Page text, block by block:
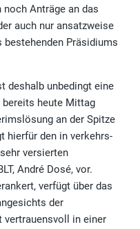
noch Anträge an das
auch nur ansatzweise
Präsidiums
deshalb unbedingt eine
bereits heute Mittag
an der Spitze
hierfür den in verkehrs-
versierten
André Dosé, vor.
verfügt über das
der
vertrauensvoll in einer